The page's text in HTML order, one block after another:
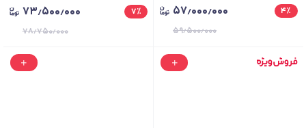
۴٪ ۵۷٫۰۰۰٫۰۰۰
۵۹٫۵۰۰٫۰۰۰
۷٪ ۷۳٫۵۰۰٫۰۰۰
۷۸٫۷۵۰٫۰۰۰